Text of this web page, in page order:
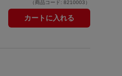
（商品コード: 8210003）
カートに入れる